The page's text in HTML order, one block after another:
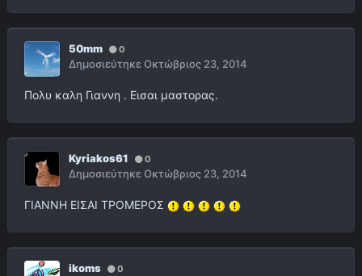
50mm 0
ΔημοσιεύτηκεΟκτώβριος 23, 2014
Πολυ καλη Γιαννη . Εισαι μαστορας.
Kyriakos61 0
ΔημοσιεύτηκεΟκτώβριος 23, 2014
ΓΙΑΝΝΗ ΕΙΣΑΙ ΤΡΟΜΕΡΟΣ
ikoms 0